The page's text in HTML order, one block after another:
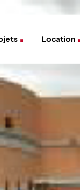
Location